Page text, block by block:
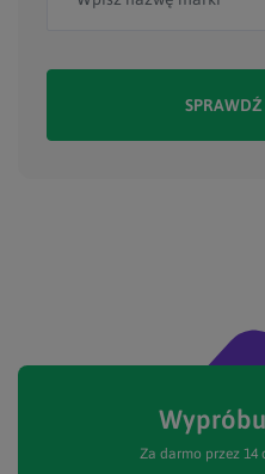
Za darmo przez 14